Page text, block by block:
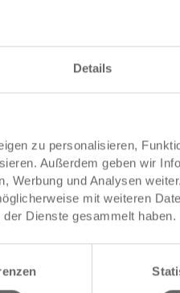
Details
zu personalisieren,
Außerdem geben wir
Werbung und Analysen weiter.
mit weiteren
Dienste gesammelt haben.